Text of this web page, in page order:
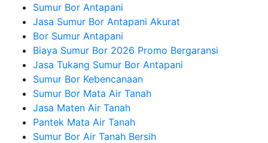
Sumur Bor Antapani
Jasa Sumur Bor Antapani Akurat
Bor Sumur Antapani
Biaya Sumur Bor 2026 Promo Bergaransi
Jasa Tukang Sumur Bor Antapani
Sumur Bor Kebencanaan
Sumur Bor Mata Air Tanah
Jasa Maten Air Tanah
Pantek Mata Air Tanah
Sumur Bor Air Tanah Bersih